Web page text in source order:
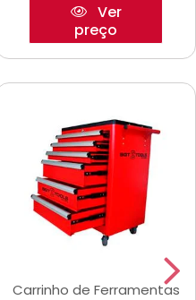
Ver
preço
Carrinho de Ferramentas